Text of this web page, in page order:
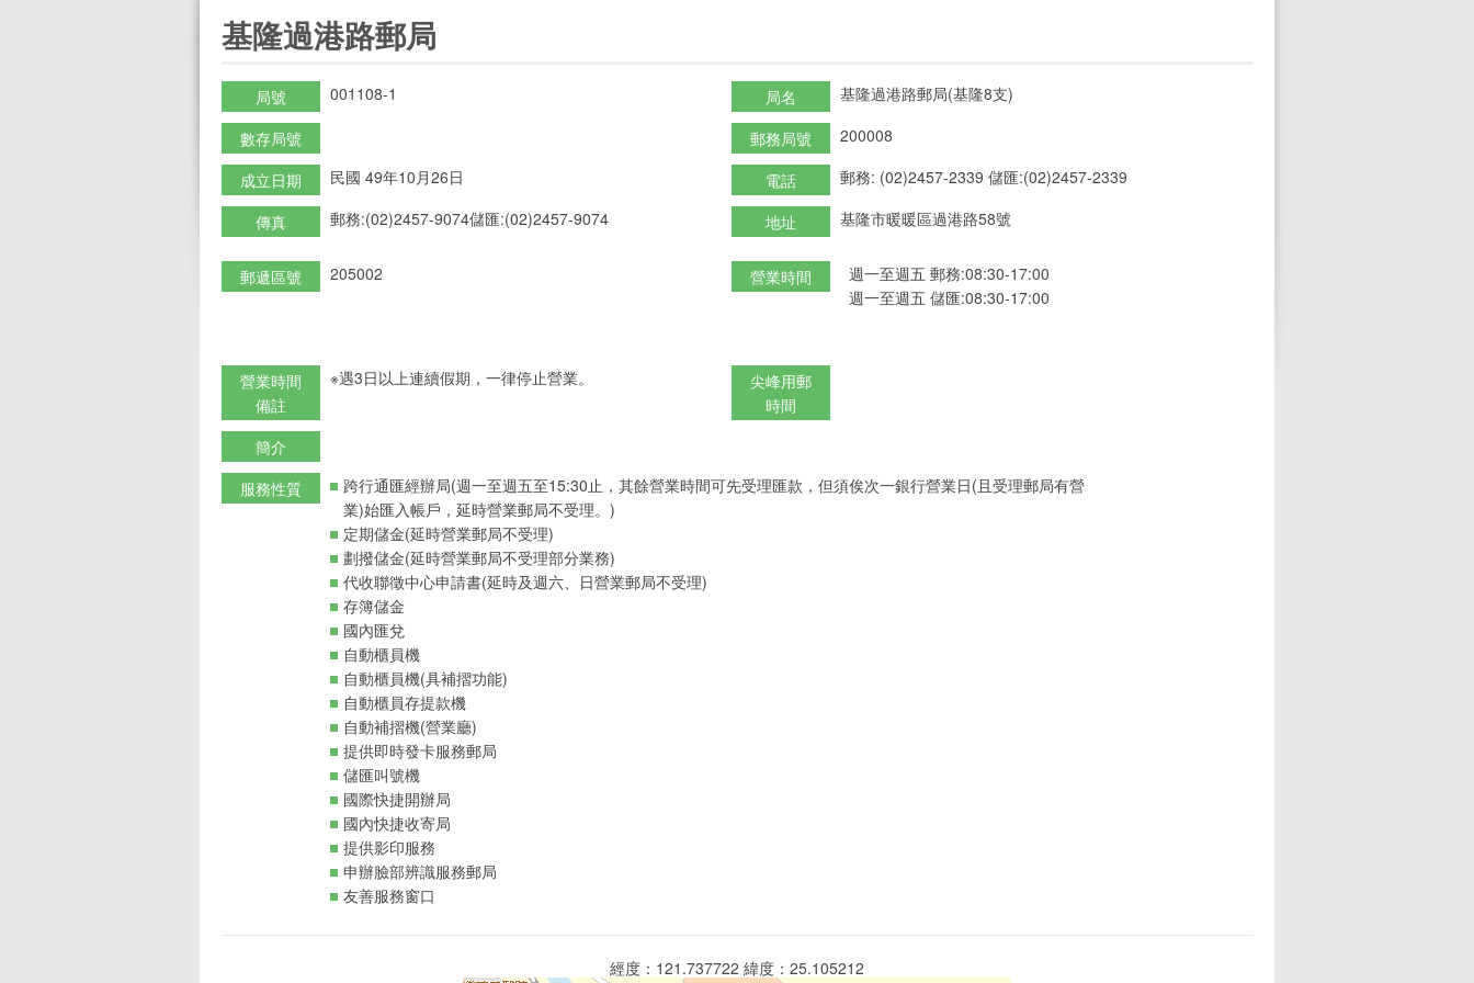
基隆過港路郵局
局號 001108-1 局名 基隆過港路郵局(基隆8支)
數存局號 郵務局號 200008
成立日期 民國 49年10月26日 電話 郵務: (02)2457-2339 儲匯:(02)2457-2339
傳真 郵務:(02)2457-9074儲匯:(02)2457-9074 地址 基隆市暖暖區過港路58號
郵遞區號 205002 營業時間
週一至週五 郵務:08:30-17:00
週一至週五 儲匯:08:30-17:00
營業時間
備註
※遇3日以上連續假期，一律停止營業。
尖峰用郵
時間
簡介
服務性質
跨行通匯經辦局(週一至週五至15:30止，其餘營業時間可先受理匯款，但須俟次一銀行營業日(且受理郵局有營
業)始匯入帳戶，延時營業郵局不受理。)
定期儲金(延時營業郵局不受理)
劃撥儲金(延時營業郵局不受理部分業務)
代收聯徵中心申請書(延時及週六、日營業郵局不受理)
存簿儲金
國內匯兌
自動櫃員機
自動櫃員機(具補摺功能)
自動櫃員存提款機
自動補摺機(營業廳)
提供即時發卡服務郵局
儲匯叫號機
國際快捷開辦局
國內快捷收寄局
提供影印服務
申辦臉部辨識服務郵局
友善服務窗口
經度：121.737722 緯度：25.105212